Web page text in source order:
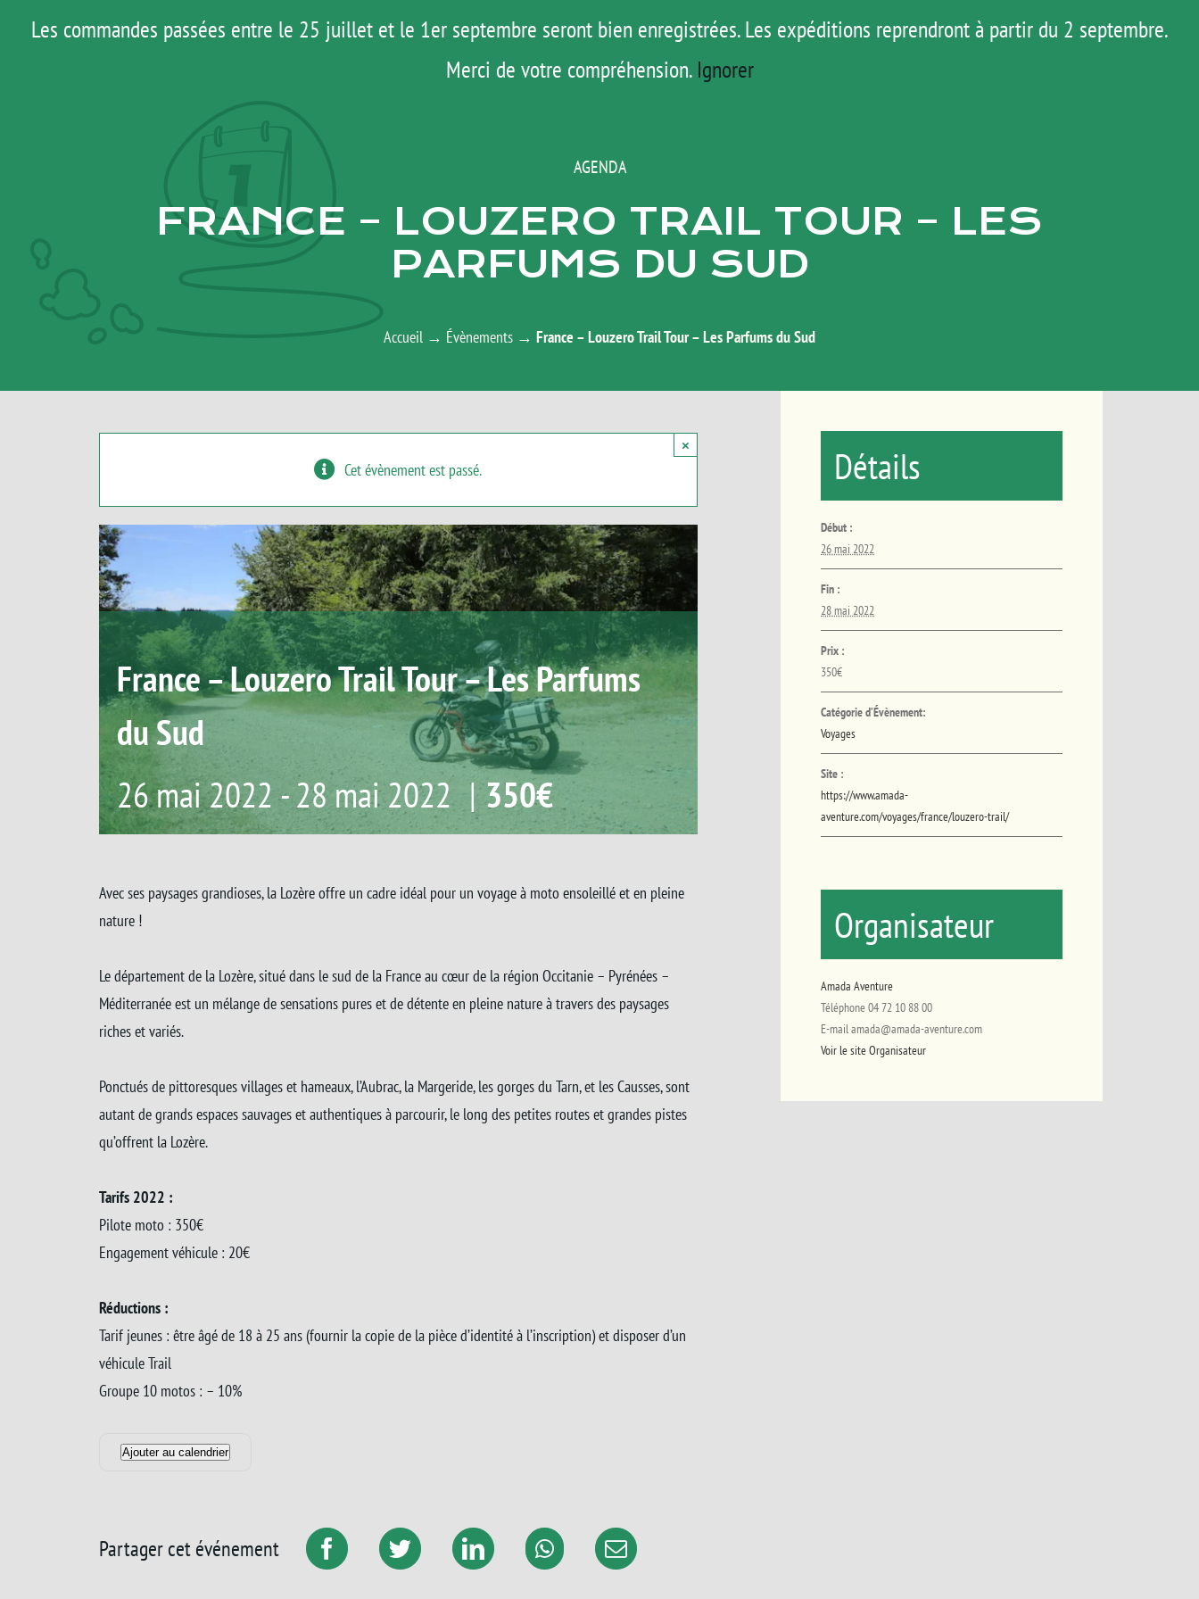
Les commandes passées entre le 25 juillet et le 1er septembre seront bien enregistrées. Les expéditions reprendront à partir du 2 septembre.
Merci de votre compréhension. Ignorer
ROAD TRIP ACTUS TESTS E-SHOP AGENDA MATOS TUTOS
AGENDA
FRANCE – LOUZERO TRAIL TOUR – LES
PARFUMS DU SUD
Accueil → Évènements → France – Louzero Trail Tour – Les Parfums du Sud
Cet évènement est passé.
×
France – Louzero Trail Tour – Les Parfums
du Sud
26 mai 2022-28 mai 2022 | 350€
Avec ses paysages grandioses, la Lozère offre un cadre idéal pour un voyage à moto ensoleillé et en pleine
nature !
Le département de la Lozère, situé dans le sud de la France au cœur de la région Occitanie – Pyrénées –
Méditerranée est un mélange de sensations pures et de détente en pleine nature à travers des paysages
riches et variés.
Ponctués de pittoresques villages et hameaux, l’Aubrac, la Margeride, les gorges du Tarn, et les Causses, sont
autant de grands espaces sauvages et authentiques à parcourir, le long des petites routes et grandes pistes
qu’offrent la Lozère.
Tarifs 2022 :
Pilote moto : 350€
Engagement véhicule : 20€
Réductions :
Tarif jeunes : être âgé de 18 à 25 ans (fournir la copie de la pièce d’identité à l’inscription) et disposer d’un
véhicule Trail
Groupe 10 motos : – 10%
Ajouter au calendrier
Partager cet événement
Détails
Début :
26 mai 2022
Fin :
28 mai 2022
Prix :
350€
Catégorie d’Évènement:
Voyages
Site :
https://www.amada-
aventure.com/voyages/france/louzero-trail/
Organisateur
Amada Aventure
Téléphone04 72 10 88 00
E-mailamada@amada-aventure.com
Voir le site Organisateur